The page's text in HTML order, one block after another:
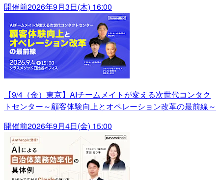
開催前2026年9月3日(木) 16:00
【9/4（金）東京】AIチームメイトが変える次世代コンタク
トセンター～顧客体験向上とオペレーション改革の最前線～
開催前2026年9月4日(金) 15:00